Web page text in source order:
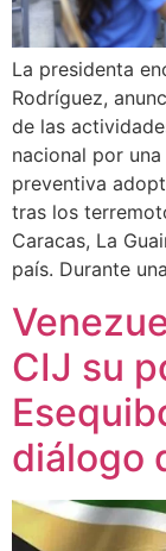
La presidenta
Rodríguez,
de las
nacional por
preventiva
tras los
Caracas, La
país. Durante
CIJ su
diálogo